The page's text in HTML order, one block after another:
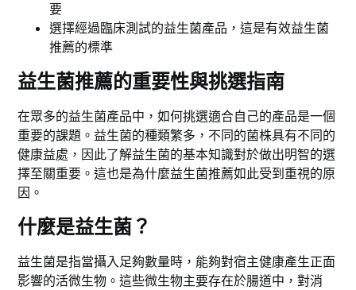
要
選擇經過臨床測試的益生菌產品，這是有效益生菌
推薦的標準
益生菌推薦的重要性與挑選指南
在眾多的益生菌產品中，如何挑選適合自己的產品是一個
重要的課題。益生菌的種類繁多，不同的菌株具有不同的
健康益處，因此了解益生菌的基本知識對於做出明智的選
擇至關重要。這也是為什麼益生菌推薦如此受到重視的原
因。
什麼是益生菌？
益生菌是指當攝入足夠數量時，能夠對宿主健康產生正面
影響的活微生物。這些微生物主要存在於腸道中，對消